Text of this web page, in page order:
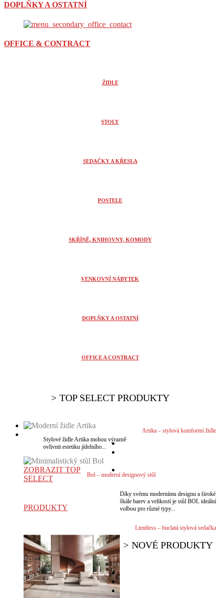
DOPLŇKY A OSTATNÍ
OFFICE & CONTRACT
ŽIDLE
STOLY
SEDAČKY A KŘESLA
POSTELE
SKŘÍNĚ, KNIHOVNY, KOMODY
VENKOVNÍ NÁBYTEK
DOPLŇKY A OSTATNÍ
OFFICE A CONTRACT
TOP SELECT PRODUKTY
Artika – stylová komfortní židle
Stylové židle Artika mohou výrazně
ovlivnit estetiku jídelního...
Bol – moderní designový stůl
Díky svému modernímu designu a široké
škále barev a velikostí je stůl BOL ideální
volbou pro různé typy...
Limitless – buclatá stylová sedačka
ZOBRAZIT TOP
SELECT
PRODUKTY
NOVÉ PRODUKTY